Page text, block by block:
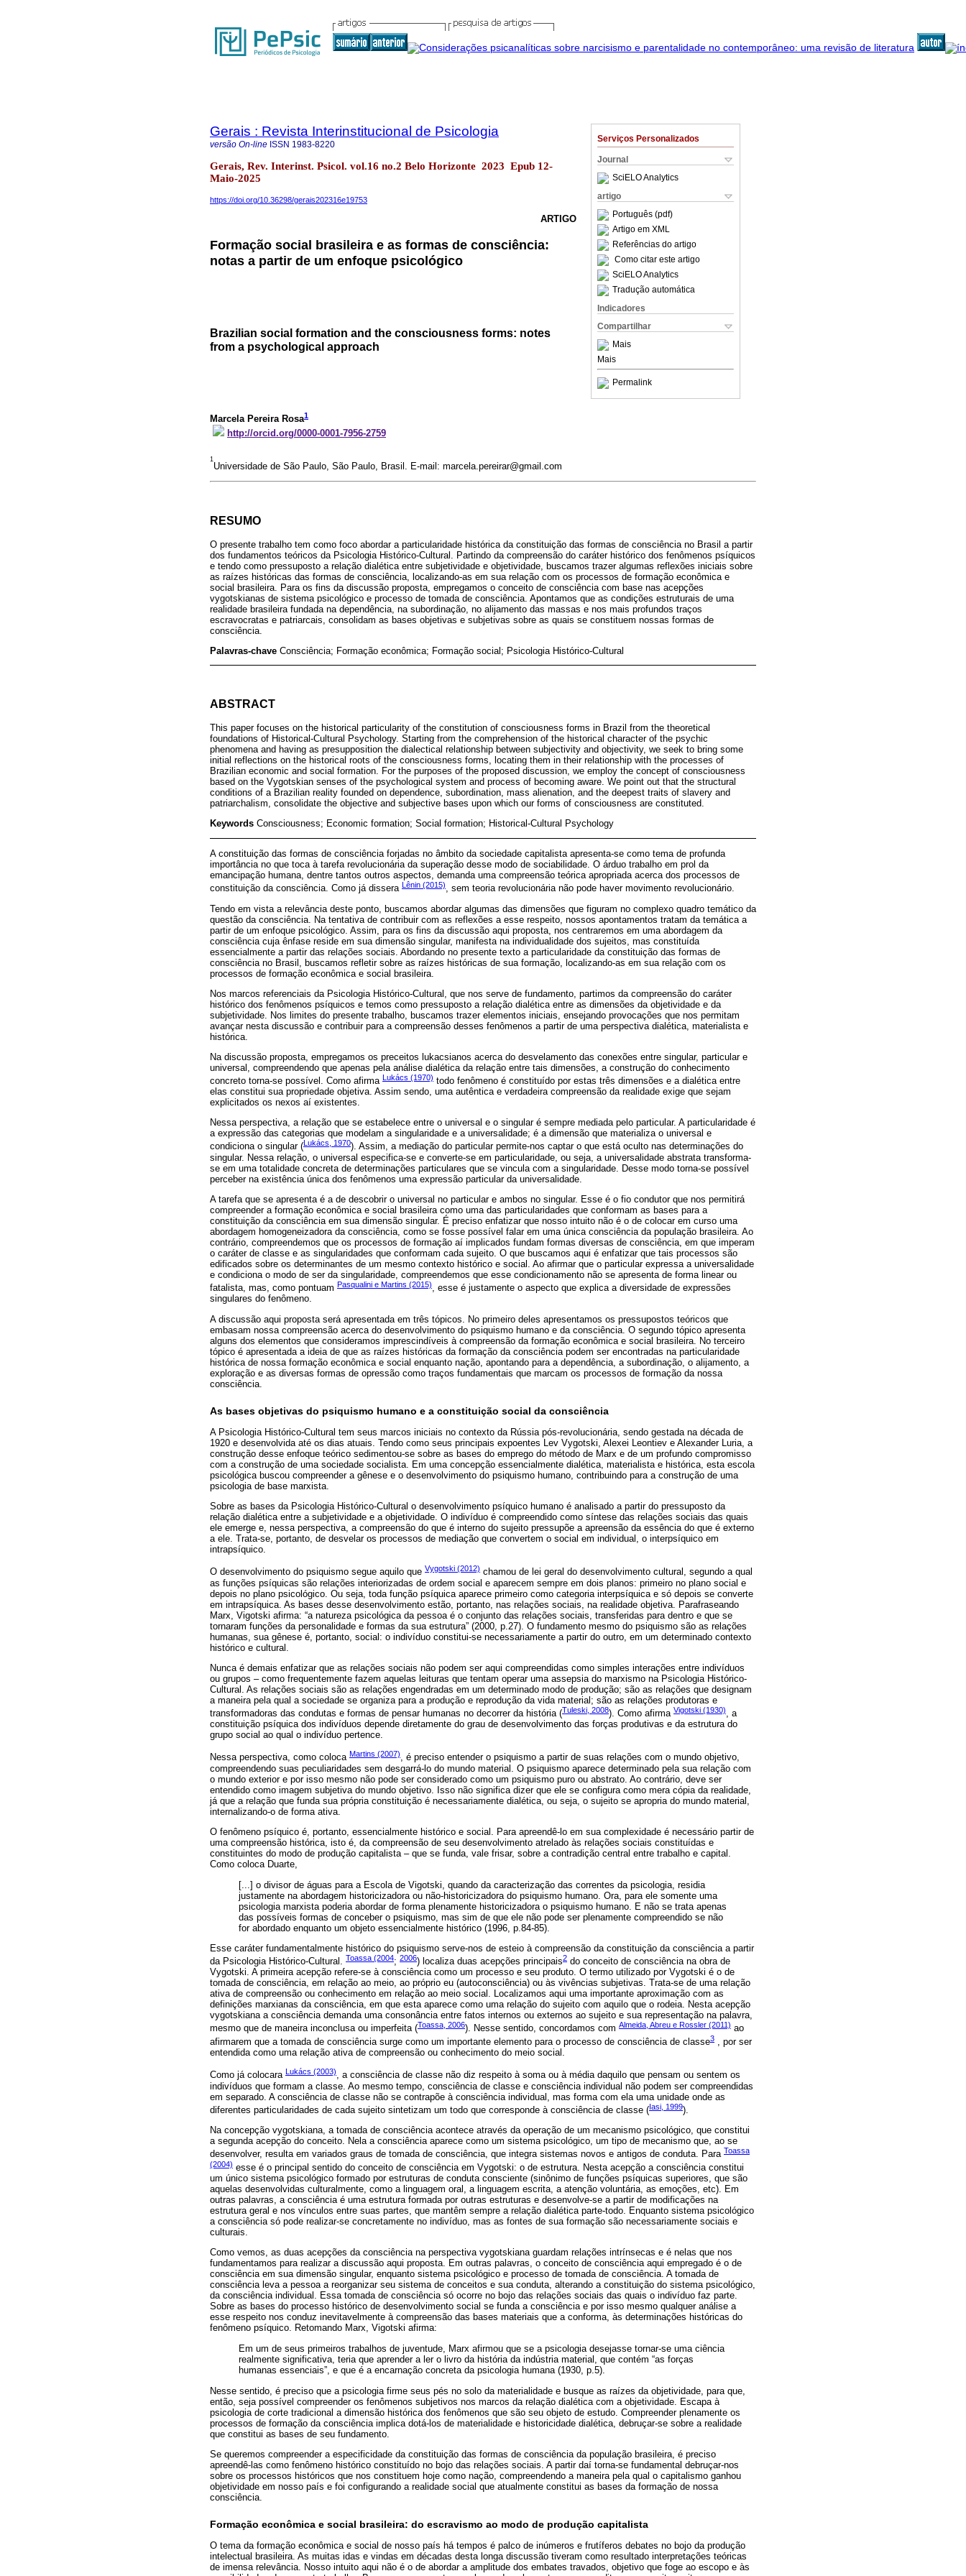
Serviços Personalizados
Journal
SciELO Analytics
artigo
Português (pdf)
Artigo em XML
Referências do artigo
Como citar este artigo
SciELO Analytics
Tradução automática
Indicadores
Compartilhar
Mais
Mais
Permalink
Gerais : Revista Interinstitucional de Psicologia
versão On-line ISSN 1983-8220
Gerais, Rev. Interinst. Psicol. vol.16 no.2 Belo Horizonte 2023 Epub 12-
Maio-2025
https://doi.org/10.36298/gerais202316e19753
ARTIGO
Formação social brasileira e as formas de consciência:
notas a partir de um enfoque psicológico
Brazilian social formation and the consciousness forms: notes
from a psychological approach
Marcela Pereira Rosa1
http://orcid.org/0000-0001-7956-2759
1
Universidade de São Paulo, São Paulo, Brasil. E-mail: marcela.pereirar@gmail.com
RESUMO
O presente trabalho tem como foco abordar a particularidade histórica da constituição das formas de consciência no Brasil a partir
dos fundamentos teóricos da Psicologia Histórico-Cultural. Partindo da compreensão do caráter histórico dos fenômenos psíquicos
e tendo como pressuposto a relação dialética entre subjetividade e objetividade, buscamos trazer algumas reflexões iniciais sobre
as raízes históricas das formas de consciência, localizando-as em sua relação com os processos de formação econômica e
social brasileira. Para os fins da discussão proposta, empregamos o conceito de consciência com base nas acepções
vygotskianas de sistema psicológico e processo de tomada de consciência. Apontamos que as condições estruturais de uma
realidade brasileira fundada na dependência, na subordinação, no alijamento das massas e nos mais profundos traços
escravocratas e patriarcais, consolidam as bases objetivas e subjetivas sobre as quais se constituem nossas formas de
consciência.
Palavras-chave Consciência; Formação econômica; Formação social; Psicologia Histórico-Cultural
ABSTRACT
This paper focuses on the historical particularity of the constitution of consciousness forms in Brazil from the theoretical
foundations of Historical-Cultural Psychology. Starting from the comprehension of the historical character of the psychic
phenomena and having as presupposition the dialectical relationship between subjectivity and objectivity, we seek to bring some
initial reflections on the historical roots of the consciousness forms, locating them in their relationship with the processes of
Brazilian economic and social formation. For the purposes of the proposed discussion, we employ the concept of consciousness
based on the Vygotskian senses of the psychological system and process of becoming aware. We point out that the structural
conditions of a Brazilian reality founded on dependence, subordination, mass alienation, and the deepest traits of slavery and
patriarchalism, consolidate the objective and subjective bases upon which our forms of consciousness are constituted.
Keywords Consciousness; Economic formation; Social formation; Historical-Cultural Psychology
A constituição das formas de consciência forjadas no âmbito da sociedade capitalista apresenta-se como tema de profunda
importância no que toca à tarefa revolucionária da superação desse modo de sociabilidade. O árduo trabalho em prol da
emancipação humana, dentre tantos outros aspectos, demanda uma compreensão teórica apropriada acerca dos processos de
constituição da consciência. Como já dissera Lênin (2015), sem teoria revolucionária não pode haver movimento revolucionário.
Tendo em vista a relevância deste ponto, buscamos abordar algumas das dimensões que figuram no complexo quadro temático da
questão da consciência. Na tentativa de contribuir com as reflexões a esse respeito, nossos apontamentos tratam da temática a
partir de um enfoque psicológico. Assim, para os fins da discussão aqui proposta, nos centraremos em uma abordagem da
consciência cuja ênfase reside em sua dimensão singular, manifesta na individualidade dos sujeitos, mas constituída
essencialmente a partir das relações sociais. Abordando no presente texto a particularidade da constituição das formas de
consciência no Brasil, buscamos refletir sobre as raízes históricas de sua formação, localizando-as em sua relação com os
processos de formação econômica e social brasileira.
Nos marcos referenciais da Psicologia Histórico-Cultural, que nos serve de fundamento, partimos da compreensão do caráter
histórico dos fenômenos psíquicos e temos como pressuposto a relação dialética entre as dimensões da objetividade e da
subjetividade. Nos limites do presente trabalho, buscamos trazer elementos iniciais, ensejando provocações que nos permitam
avançar nesta discussão e contribuir para a compreensão desses fenômenos a partir de uma perspectiva dialética, materialista e
histórica.
Na discussão proposta, empregamos os preceitos lukacsianos acerca do desvelamento das conexões entre singular, particular e
universal, compreendendo que apenas pela análise dialética da relação entre tais dimensões, a construção do conhecimento
concreto torna-se possível. Como afirma Lukács (1970) todo fenômeno é constituído por estas três dimensões e a dialética entre
elas constitui sua propriedade objetiva. Assim sendo, uma autêntica e verdadeira compreensão da realidade exige que sejam
explicitados os nexos aí existentes.
Nessa perspectiva, a relação que se estabelece entre o universal e o singular é sempre mediada pelo particular. A particularidade é
a expressão das categorias que modelam a singularidade e a universalidade; é a dimensão que materializa o universal e
condiciona o singular (Lukács, 1970). Assim, a mediação do particular permite-nos captar o que está oculto nas determinações do
singular. Nessa relação, o universal especifica-se e converte-se em particularidade, ou seja, a universalidade abstrata transforma-
se em uma totalidade concreta de determinações particulares que se vincula com a singularidade. Desse modo torna-se possível
perceber na existência única dos fenômenos uma expressão particular da universalidade.
A tarefa que se apresenta é a de descobrir o universal no particular e ambos no singular. Esse é o fio condutor que nos permitirá
compreender a formação econômica e social brasileira como uma das particularidades que conformam as bases para a
constituição da consciência em sua dimensão singular. É preciso enfatizar que nosso intuito não é o de colocar em curso uma
abordagem homogeneizadora da consciência, como se fosse possível falar em uma única consciência da população brasileira. Ao
contrário, compreendemos que os processos de formação aí implicados fundam formas diversas de consciência, em que imperam
o caráter de classe e as singularidades que conformam cada sujeito. O que buscamos aqui é enfatizar que tais processos são
edificados sobre os determinantes de um mesmo contexto histórico e social. Ao afirmar que o particular expressa a universalidade
e condiciona o modo de ser da singularidade, compreendemos que esse condicionamento não se apresenta de forma linear ou
fatalista, mas, como pontuam Pasqualini e Martins (2015), esse é justamente o aspecto que explica a diversidade de expressões
singulares do fenômeno.
A discussão aqui proposta será apresentada em três tópicos. No primeiro deles apresentamos os pressupostos teóricos que
embasam nossa compreensão acerca do desenvolvimento do psiquismo humano e da consciência. O segundo tópico apresenta
alguns dos elementos que consideramos imprescindíveis à compreensão da formação econômica e social brasileira. No terceiro
tópico é apresentada a ideia de que as raízes históricas da formação da consciência podem ser encontradas na particularidade
histórica de nossa formação econômica e social enquanto nação, apontando para a dependência, a subordinação, o alijamento, a
exploração e as diversas formas de opressão como traços fundamentais que marcam os processos de formação da nossa
consciência.
As bases objetivas do psiquismo humano e a constituição social da consciência
A Psicologia Histórico-Cultural tem seus marcos iniciais no contexto da Rússia pós-revolucionária, sendo gestada na década de
1920 e desenvolvida até os dias atuais. Tendo como seus principais expoentes Lev Vygotski, Alexei Leontiev e Alexander Luria, a
construção desse enfoque teórico sedimentou-se sobre as bases do emprego do método de Marx e de um profundo compromisso
com a construção de uma sociedade socialista. Em uma concepção essencialmente dialética, materialista e histórica, esta escola
psicológica buscou compreender a gênese e o desenvolvimento do psiquismo humano, contribuindo para a construção de uma
psicologia de base marxista.
Sobre as bases da Psicologia Histórico-Cultural o desenvolvimento psíquico humano é analisado a partir do pressuposto da
relação dialética entre a subjetividade e a objetividade. O indivíduo é compreendido como síntese das relações sociais das quais
ele emerge e, nessa perspectiva, a compreensão do que é interno do sujeito pressupõe a apreensão da essência do que é externo
a ele. Trata-se, portanto, de desvelar os processos de mediação que convertem o social em individual, o interpsíquico em
intrapsíquico.
O desenvolvimento do psiquismo segue aquilo que Vygotski (2012) chamou de lei geral do desenvolvimento cultural, segundo a qual
as funções psíquicas são relações interiorizadas de ordem social e aparecem sempre em dois planos: primeiro no plano social e
depois no plano psicológico. Ou seja, toda função psíquica aparece primeiro como categoria interpsíquica e só depois se converte
em intrapsíquica. As bases desse desenvolvimento estão, portanto, nas relações sociais, na realidade objetiva. Parafraseando
Marx, Vigotski afirma: “a natureza psicológica da pessoa é o conjunto das relações sociais, transferidas para dentro e que se
tornaram funções da personalidade e formas da sua estrutura” (2000, p.27). O fundamento mesmo do psiquismo são as relações
humanas, sua gênese é, portanto, social: o indivíduo constitui-se necessariamente a partir do outro, em um determinado contexto
histórico e cultural.
Nunca é demais enfatizar que as relações sociais não podem ser aqui compreendidas como simples interações entre indivíduos
ou grupos – como frequentemente fazem aquelas leituras que tentam operar uma assepsia do marxismo na Psicologia Histórico-
Cultural. As relações sociais são as relações engendradas em um determinado modo de produção; são as relações que designam
a maneira pela qual a sociedade se organiza para a produção e reprodução da vida material; são as relações produtoras e
transformadoras das condutas e formas de pensar humanas no decorrer da história (Tuleski, 2008). Como afirma Vigotski (1930), a
constituição psíquica dos indivíduos depende diretamente do grau de desenvolvimento das forças produtivas e da estrutura do
grupo social ao qual o indivíduo pertence.
Nessa perspectiva, como coloca Martins (2007), é preciso entender o psiquismo a partir de suas relações com o mundo objetivo,
compreendendo suas peculiaridades sem desgarrá-lo do mundo material. O psiquismo aparece determinado pela sua relação com
o mundo exterior e por isso mesmo não pode ser considerado como um psiquismo puro ou abstrato. Ao contrário, deve ser
entendido como imagem subjetiva do mundo objetivo. Isso não significa dizer que ele se configura como mera cópia da realidade,
já que a relação que funda sua própria constituição é necessariamente dialética, ou seja, o sujeito se apropria do mundo material,
internalizando-o de forma ativa.
O fenômeno psíquico é, portanto, essencialmente histórico e social. Para apreendê-lo em sua complexidade é necessário partir de
uma compreensão histórica, isto é, da compreensão de seu desenvolvimento atrelado às relações sociais constituídas e
constituintes do modo de produção capitalista – que se funda, vale frisar, sobre a contradição central entre trabalho e capital.
Como coloca Duarte,
[...] o divisor de águas para a Escola de Vigotski, quando da caracterização das correntes da psicologia, residia
justamente na abordagem historicizadora ou não-historicizadora do psiquismo humano. Ora, para ele somente uma
psicologia marxista poderia abordar de forma plenamente historicizadora o psiquismo humano. E não se trata apenas
das possíveis formas de conceber o psiquismo, mas sim de que ele não pode ser plenamente compreendido se não
for abordado enquanto um objeto essencialmente histórico (1996, p.84-85).
Esse caráter fundamentalmente histórico do psiquismo serve-nos de esteio à compreensão da constituição da consciência a partir
da Psicologia Histórico-Cultural. Toassa (2004; 2006) localiza duas acepções principais2 do conceito de consciência na obra de
Vygotski. A primeira acepção refere-se à consciência como um processo e seu produto. O termo utilizado por Vygotski é o de
tomada de consciência, em relação ao meio, ao próprio eu (autoconsciência) ou às vivências subjetivas. Trata-se de uma relação
ativa de compreensão ou conhecimento em relação ao meio social. Localizamos aqui uma importante aproximação com as
definições marxianas da consciência, em que esta aparece como uma relação do sujeito com aquilo que o rodeia. Nesta acepção
vygotskiana a consciência demanda uma consonância entre fatos internos ou externos ao sujeito e sua representação na palavra,
mesmo que de maneira inconclusa ou imperfeita (Toassa, 2006). Nesse sentido, concordamos com Almeida, Abreu e Rossler (2011) ao
afirmarem que a tomada de consciência surge como um importante elemento para o processo de consciência de classe3 , por ser
entendida como uma relação ativa de compreensão ou conhecimento do meio social.
Como já colocara Lukács (2003), a consciência de classe não diz respeito à soma ou à média daquilo que pensam ou sentem os
indivíduos que formam a classe. Ao mesmo tempo, consciência de classe e consciência individual não podem ser compreendidas
em separado. A consciência de classe não se contrapõe à consciência individual, mas forma com ela uma unidade onde as
diferentes particularidades de cada sujeito sintetizam um todo que corresponde à consciência de classe (Iasi, 1999).
Na concepção vygotskiana, a tomada de consciência acontece através da operação de um mecanismo psicológico, que constitui
a segunda acepção do conceito. Nela a consciência aparece como um sistema psicológico, um tipo de mecanismo que, ao se
desenvolver, resulta em variados graus de tomada de consciência, que integra sistemas novos e antigos de conduta. Para Toassa
(2004) esse é o principal sentido do conceito de consciência em Vygotski: o de estrutura. Nesta acepção a consciência constitui
um único sistema psicológico formado por estruturas de conduta consciente (sinônimo de funções psíquicas superiores, que são
aquelas desenvolvidas culturalmente, como a linguagem oral, a linguagem escrita, a atenção voluntária, as emoções, etc). Em
outras palavras, a consciência é uma estrutura formada por outras estruturas e desenvolve-se a partir de modificações na
estrutura geral e nos vínculos entre suas partes, que mantêm sempre a relação dialética parte-todo. Enquanto sistema psicológico
a consciência só pode realizar-se concretamente no indivíduo, mas as fontes de sua formação são necessariamente sociais e
culturais.
Como vemos, as duas acepções da consciência na perspectiva vygotskiana guardam relações intrínsecas e é nelas que nos
fundamentamos para realizar a discussão aqui proposta. Em outras palavras, o conceito de consciência aqui empregado é o de
consciência em sua dimensão singular, enquanto sistema psicológico e processo de tomada de consciência. A tomada de
consciência leva a pessoa a reorganizar seu sistema de conceitos e sua conduta, alterando a constituição do sistema psicológico,
da consciência individual. Essa tomada de consciência só ocorre no bojo das relações sociais das quais o indivíduo faz parte.
Sobre as bases do processo histórico de desenvolvimento social se funda a consciência e por isso mesmo qualquer análise a
esse respeito nos conduz inevitavelmente à compreensão das bases materiais que a conforma, às determinações históricas do
fenômeno psíquico. Retomando Marx, Vigotski afirma:
Em um de seus primeiros trabalhos de juventude, Marx afirmou que se a psicologia desejasse tornar-se uma ciência
realmente significativa, teria que aprender a ler o livro da história da indústria material, que contém “as forças
humanas essenciais”, e que é a encarnação concreta da psicologia humana (1930, p.5).
Nesse sentido, é preciso que a psicologia firme seus pés no solo da materialidade e busque as raízes da objetividade, para que,
então, seja possível compreender os fenômenos subjetivos nos marcos da relação dialética com a objetividade. Escapa à
psicologia de corte tradicional a dimensão histórica dos fenômenos que são seu objeto de estudo. Compreender plenamente os
processos de formação da consciência implica dotá-los de materialidade e historicidade dialética, debruçar-se sobre a realidade
que constitui as bases de seu fundamento.
Se queremos compreender a especificidade da constituição das formas de consciência da população brasileira, é preciso
apreendê-las como fenômeno histórico constituído no bojo das relações sociais. A partir daí torna-se fundamental debruçar-nos
sobre os processos históricos que nos constituem hoje como nação, compreendendo a maneira pela qual o capitalismo ganhou
objetividade em nosso país e foi configurando a realidade social que atualmente constitui as bases da formação de nossa
consciência.
Formação econômica e social brasileira: do escravismo ao modo de produção capitalista
O tema da formação econômica e social de nosso país há tempos é palco de inúmeros e frutíferos debates no bojo da produção
intelectual brasileira. As muitas idas e vindas em décadas desta longa discussão tiveram como resultado interpretações teóricas
de imensa relevância. Nosso intuito aqui não é o de abordar a amplitude dos embates travados, objetivo que foge ao escopo e às